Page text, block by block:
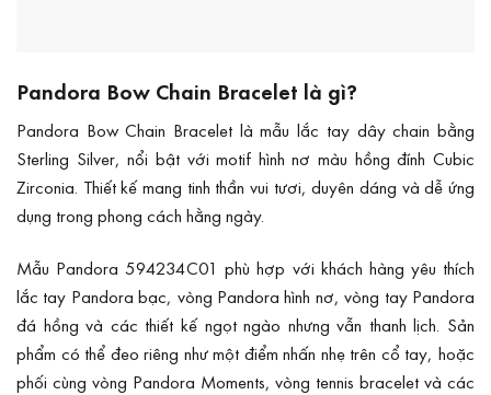
Pandora Bow Chain Bracelet là gì?
Pandora Bow Chain Bracelet là mẫu lắc tay dây chain bằng
Sterling Silver, nổi bật với motif hình nơ màu hồng đính Cubic
Zirconia. Thiết kế mang tinh thần vui tươi, duyên dáng và dễ ứng
dụng trong phong cách hằng ngày.
Mẫu Pandora 594234C01 phù hợp với khách hàng yêu thích
lắc tay Pandora bạc, vòng Pandora hình nơ, vòng tay Pandora
đá hồng và các thiết kế ngọt ngào nhưng vẫn thanh lịch. Sản
phẩm có thể đeo riêng như một điểm nhấn nhẹ trên cổ tay, hoặc
phối cùng vòng Pandora Moments, vòng tennis bracelet và các